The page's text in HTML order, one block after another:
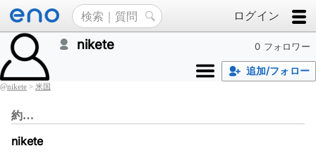
ログイン
0 フォロワー
nikete
追加/フォロー
@nikete > 米国
約…
nikete